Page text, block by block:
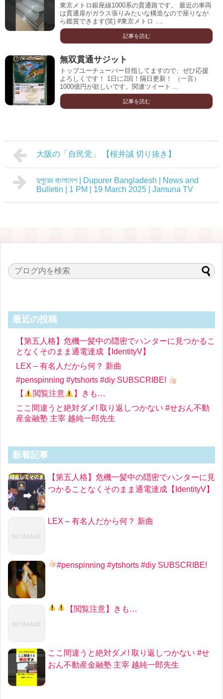
東京メトロ銀座線1000系の貫通路です。 最近の車両
は貫通扉がガラス張りみたいな構造なので座りなが
ら鑑賞できます(笑) #東京メトロ ....
記事を読む
無双貫通サジット
トップユーチューバー目指してますので、ぜひ応援
よろしくです！ 1日に2回！隔日更新！ （一言）
1000億円が欲しいです。関連ツイート ...
記事を読む
大阪の「自民党」 【桜井誠 切り抜き】
দুপুরের বাংলাদেশ | Dupurer Bangladesh | News and
Bulletin | 1 PM | 19 March 2025 | Jamuna TV
最近の投稿
【第五人格】危機一髪中の隠密でハンターに見つかるこ
となくそのまま通電達成【IdentityV】
LEX – 有名人だから何？ 新曲
#penspinning #ytshorts #diy SUBSCRIBE!
【
閲覧注意
】きも…
ここ間違うと絶対ダメ! 取り返しつかない #せおん不動
産金融塾 主宰 越純一郎先生
新着記事
【第五人格】危機一髪中の隠密でハンターに見
つかることなくそのまま通電達成【IdentityV】
LEX – 有名人だから何？ 新曲
#penspinning #ytshorts #diy SUBSCRIBE!
【 閲覧注意】きも…
ここ間違うと絶対ダメ! 取り返しつかない #せ
おん不動産金融塾 主宰 越純一郎先生